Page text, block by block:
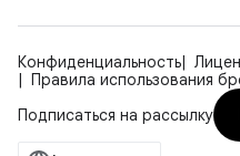
Конфиденциальность
Правила использования
Подписаться на рассылку